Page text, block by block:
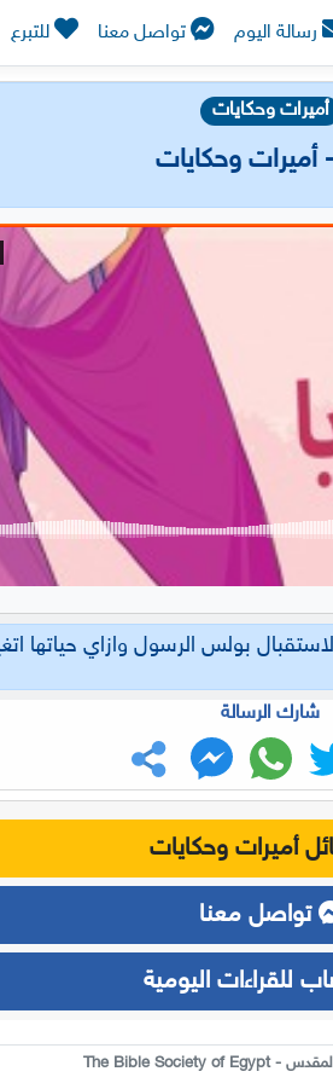
رسالة اليوم تواصل معنا للتبرع
أميرات وحكايات
- أميرات وحكايات
بولس الرسول وازاي حياتها
شارك الرسالة
أميرات وحكايات
تواصل معنا
للقراءات اليومية
التطبيق الآن
"الكتاب المقدس في عام" نشجعك على
مرة أخرى ليس الآن